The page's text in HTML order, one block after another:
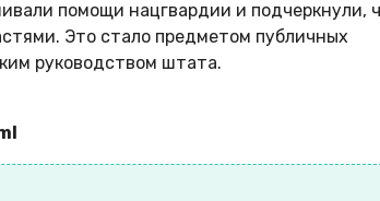
помощи нацгвардии и подчеркнули,
Это стало предметом публичных
руководством штата.